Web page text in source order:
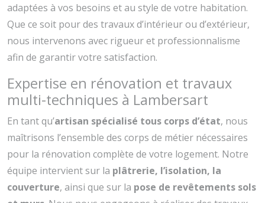
adaptées à vos besoins et au style de votre habitation.
Que ce soit pour des travaux d’intérieur ou d’extérieur,
nous intervenons avec rigueur et professionnalisme
afin de garantir votre satisfaction.
Expertise en rénovation et travaux
multi-techniques à Lambersart
En tant qu’artisan spécialisé tous corps d’état, nous
maîtrisons l’ensemble des corps de métier nécessaires
pour la rénovation complète de votre logement. Notre
équipe intervient sur la plâtrerie, l’isolation, la
couverture, ainsi que sur la pose de revêtements sols